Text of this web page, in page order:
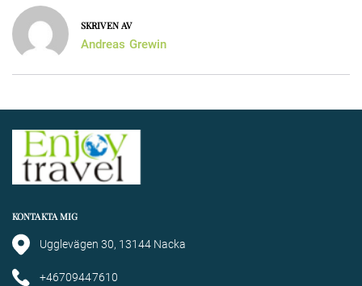
SKRIVEN AV
Andreas Grewin
KONTAKTA MIG
Ugglevägen 30, 13144 Nacka
+46709447610